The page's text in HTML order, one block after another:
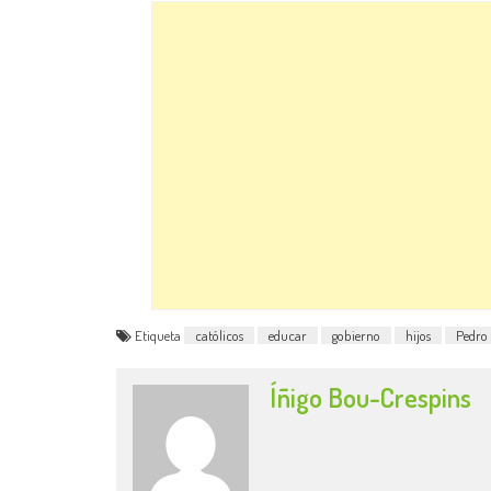
Etiqueta católicos educar gobierno hijos
Íñigo Bou-Crespins